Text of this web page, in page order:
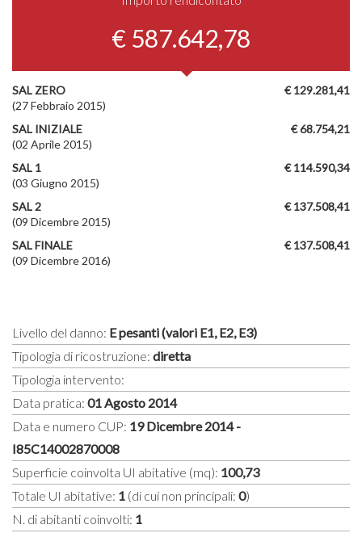
€ 587.642,78
€ 129.281,41
SAL ZERO
(27 Febbraio 2015)
€ 68.754,21
SAL INIZIALE
(02 Aprile 2015)
€ 114.590,34
SAL 1
(03 Giugno 2015)
€ 137.508,41
SAL 2
(09 Dicembre 2015)
€ 137.508,41
SAL FINALE
(09 Dicembre 2016)
Livello del danno: E pesanti (valori E1, E2, E3)
Tipologia di ricostruzione: diretta
Tipologia intervento:
Data pratica: 01 Agosto 2014
Data e numero CUP: 19 Dicembre 2014 -
I85C14002870008
Superficie coinvolta UI abitative (mq): 100,73
Totale UI abitative: 1 (di cui non principali: 0)
N. di abitanti coinvolti: 1